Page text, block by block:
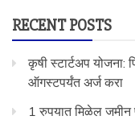
RECENT POSTS
कृषी स्टार्टअप योजना:
ऑगस्टपर्यंत अर्ज करा
1 रुपयात मिळेल जमीन